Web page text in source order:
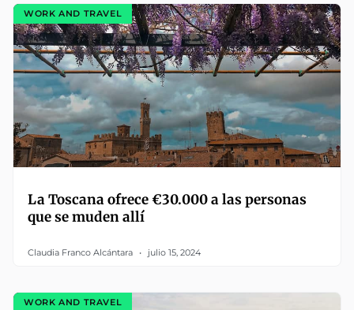
WORK AND TRAVEL
La Toscana ofrece €30.000 a las personas
que se muden allí
Claudia Franco Alcántara julio 15, 2024
WORK AND TRAVEL